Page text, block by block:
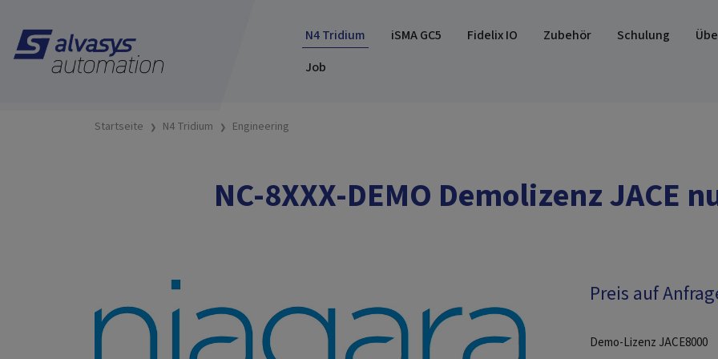
N4 Tridium iSMA GC5 Fidelix IO Zubehör Schulung
Job
Startseite N4 Tridium Engineering
NC-8XXX-DEMO Demolizenz JACE
Preis auf
Demo-Lizenz JACE8000